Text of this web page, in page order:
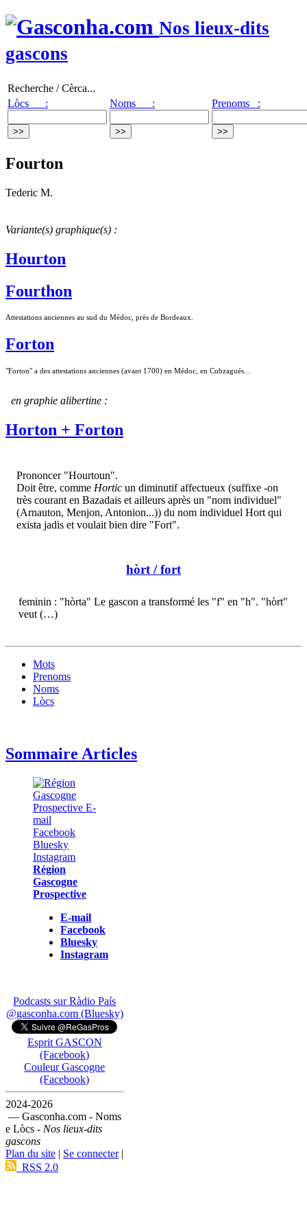
Nos lieux-dits
gascons
Recherche / Cèrca...
Lòcs :
Noms : Prenoms :
Fourton
Tederic M.
Variante(s) graphique(s) :
Hourton
Fourthon
Attestations anciennes au sud du Médoc, près de Bordeaux.
Forton
"Forton" a des attestations anciennes (avant 1700) en Médoc, en Cubzagués...
en graphie alibertine :
Horton + Forton
Prononcer "Hourtoun".
Doit être, comme Hortic un diminutif affectueux (suffixe -on
très courant en Bazadais et ailleurs après un "nom individuel"
(Arnauton, Menjon, Antonion...)) du nom individuel Hort qui
exista jadis et voulait bien dire "Fort".
hòrt/ fort
feminin : "hòrta" Le gascon a transformé les "f" en "h". "hòrt"
veut (…)
Mots
Prenoms
Noms
Lòcs
Sommaire Articles
Région
Gascogne
Prospective
E-mail
Facebook
Bluesky
Instagram
Podcasts sur Ràdio País
@gasconha.com (Bluesky)
Esprit GASCON
(Facebook)
Couleur Gascogne
(Facebook)
2024-2026
— Gasconha.com - Noms
e Lòcs - Nos lieux-dits
gascons
Plan du site | Se connecter|
RSS 2.0